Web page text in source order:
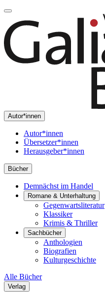
Autor*innen
Autor*innen
Übersetzer*innen
Herausgeber*innen
Bücher
Demnächst im Handel
Romane & Unterhaltung
Gegenwartsliteratur
Klassiker
Krimis & Thriller
Sachbücher
Anthologien
Biografien
Kulturgeschichte
Alle Bücher
Verlag